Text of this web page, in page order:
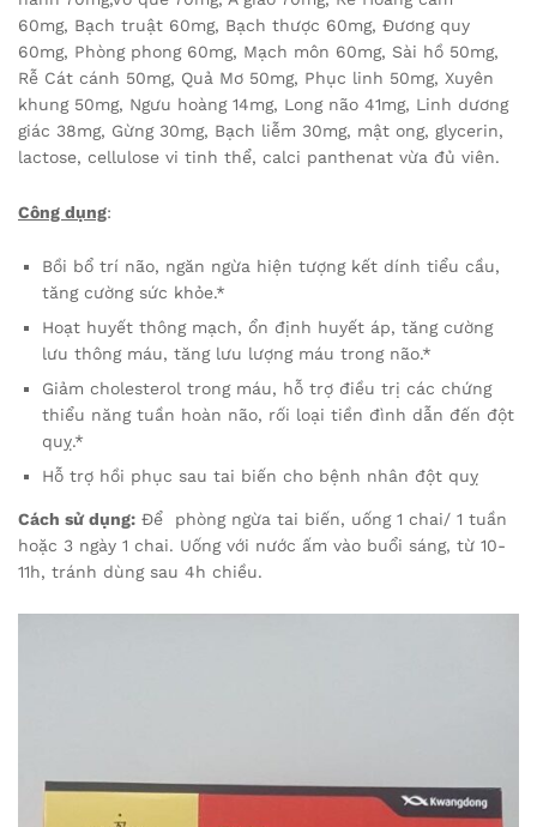
60mg, Bạch truật 60mg, Bạch thược 60mg, Đương quy
60mg, Phòng phong 60mg, Mạch môn 60mg, Sài hồ 50mg,
Rễ Cát cánh 50mg, Quả Mơ 50mg, Phục linh 50mg, Xuyên
khung 50mg, Ngưu hoàng 14mg, Long não 41mg, Linh dương
giác 38mg, Gừng 30mg, Bạch liễm 30mg, mật ong, glycerin,
lactose, cellulose vi tinh thể, calci panthenat vừa đủ viên.
Công dụng:
Bồi bổ trí não, ngăn ngừa hiện tượng kết dính tiểu cầu,
tăng cường sức khỏe.*
Hoạt huyết thông mạch, ổn định huyết áp, tăng cường
lưu thông máu, tăng lưu lượng máu trong não.*
Giảm cholesterol trong máu, hỗ trợ điều trị các chứng
thiểu năng tuần hoàn não, rối loại tiền đình dẫn đến đột
quỵ.*
Hỗ trợ hồi phục sau tai biến cho bệnh nhân đột quỵ
Cách sử dụng: Để phòng ngừa tai biến, uống 1 chai/ 1 tuần
hoặc 3 ngày 1 chai. Uống với nước ấm vào buổi sáng, từ 10-
11h, tránh dùng sau 4h chiều.